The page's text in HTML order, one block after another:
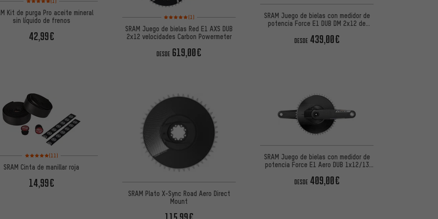
Kit de purga Pro aceite mineral
sin líquido de frenos
42,99€
Valoración media: 5 de 5 basada en 1 reseñas
(1)
SRAM Juego de bielas Red E1 AXS DUB
2x12 velocidades Carbon Powermeter
DESDE 619,00€
SRAM Juego de bielas con medidor de
potencia Force E1 DUB DM 2x12 de
DESDE 439,00€
Valoración media: 5 de 5 basada en 11 reseñas
(11)
SRAM Cinta de manillar roja
14,99€
SRAM Plato X-Sync Road Aero Direct
Mount
SRAM Juego de bielas con medidor de
potencia Force E1 Aero DUB 1x12/13
DESDE 409,00€